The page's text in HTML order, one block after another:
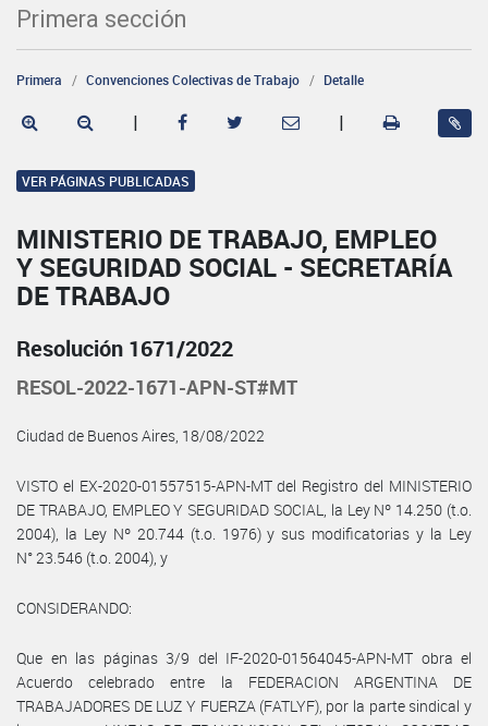
Primera sección
Primera Convenciones Colectivas de Trabajo Detalle
| |
VER PÁGINAS PUBLICADAS
MINISTERIO DE TRABAJO, EMPLEO
Y SEGURIDAD SOCIAL - SECRETARÍA
DE TRABAJO
Resolución 1671/2022
RESOL-2022-1671-APN-ST#MT
Ciudad de Buenos Aires, 18/08/2022
VISTO el EX-2020-01557515-APN-MT del Registro del MINISTERIO
DE TRABAJO, EMPLEO Y SEGURIDAD SOCIAL, la Ley Nº 14.250 (t.o.
2004), la Ley Nº 20.744 (t.o. 1976) y sus modificatorias y la Ley
N° 23.546 (t.o. 2004), y
CONSIDERANDO:
Que en las páginas 3/9 del IF-2020-01564045-APN-MT obra el
Acuerdo celebrado entre la FEDERACION ARGENTINA DE
TRABAJADORES DE LUZ Y FUERZA (FATLYF), por la parte sindical y